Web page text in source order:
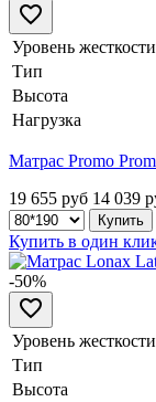
Уровень жесткости
Тип
Высота
Нагрузка
Матрас Promo
19 655 руб 14 039
Купить в один
-50%
Уровень жесткости
Тип
Высота